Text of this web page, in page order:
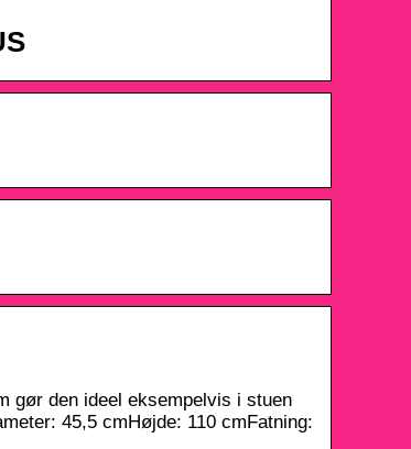
gør den ideel eksempelvis i stuen
45,5 cmHøjde: 110 cmFatning: